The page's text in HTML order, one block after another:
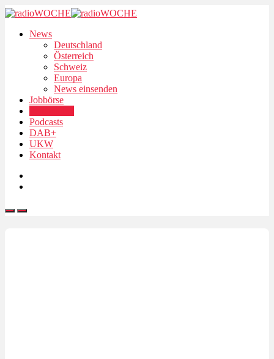
News
Deutschland
Österreich
Schweiz
Europa
News einsenden
Jobbörse
Podcasts
DAB+
UKW
Kontakt